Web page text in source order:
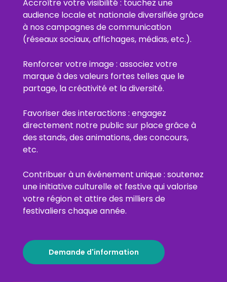
Accroître votre visibilité : touchez une
audience locale et nationale diversifiée grâce
à nos campagnes de communication
(réseaux sociaux, affichages, médias, etc.).
Renforcer votre image : associez votre
marque à des valeurs fortes telles que le
partage, la créativité et la diversité.
Favoriser des interactions : engagez
directement notre public sur place grâce à
des stands, des animations, des concours,
etc.
Contribuer à un événement unique : soutenez
une initiative culturelle et festive qui valorise
votre région et attire des milliers de
festivaliers chaque année.
Demande d'information